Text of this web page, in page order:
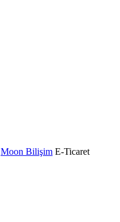
Moon Bilişim E-Ticaret